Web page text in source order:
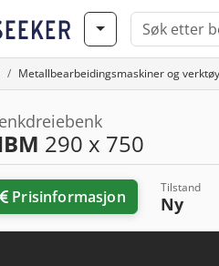
Metallbearbeidingsmaskiner og
290 x 750
Prisinformasjon Tilstand
Ny